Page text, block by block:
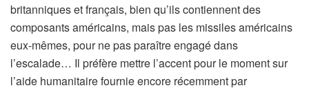
britanniques et français, bien qu’ils contiennent des
composants américains, mais pas les missiles américains
eux-mêmes, pour ne pas paraître engagé dans
l’escalade… Il préfère mettre l’accent pour le moment sur
l’aide humanitaire fournie encore récemment par